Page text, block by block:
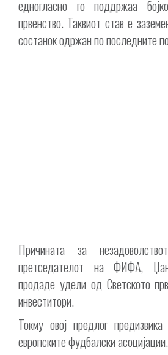
едногласно го поддржаа
првенство. Таквиот став е
состанок одржан по последните
Причината за
претседателот на ФИФА,
продаде удели од Светското
инвеститори.
Токму овој предлог
европските фудбалски асоцијации.